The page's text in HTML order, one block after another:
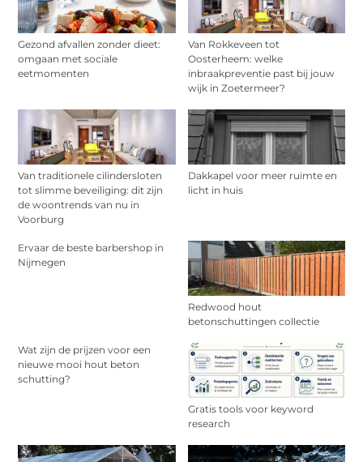
Gezond afvallen zonder dieet:
omgaan met sociale
eetmomenten
Van Rokkeveen tot
Oosterheem: welke
inbraakpreventie past bij jouw
wijk in Zoetermeer?
Van traditionele cilindersloten
tot slimme beveiliging: dit zijn
de woontrends van nu in
Voorburg
Dakkapel voor meer ruimte en
licht in huis
Ervaar de beste barbershop in
Nijmegen
Redwood hout
betonschuttingen collectie
Wat zijn de prijzen voor een
nieuwe mooi hout beton
schutting?
Gratis tools voor keyword
research